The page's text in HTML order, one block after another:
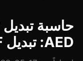
AED: تبديل WTF? إلى AED